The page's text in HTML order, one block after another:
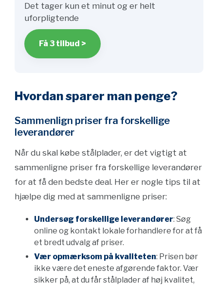
Det tager kun et minut og er helt
uforpligtende
Få 3 tilbud >
Hvordan sparer man penge?
Sammenlign priser fra forskellige
leverandører
Når du skal købe stålplader, er det vigtigt at
sammenligne priser fra forskellige leverandører
for at få den bedste deal. Her er nogle tips til at
hjælpe dig med at sammenligne priser:
Undersøg forskellige leverandører: Søg
online og kontakt lokale forhandlere for at få
et bredt udvalg af priser.
Vær opmærksom på kvaliteten: Prisen bør
ikke være det eneste afgørende faktor. Vær
sikker på, at du får stålplader af høj kvalitet,